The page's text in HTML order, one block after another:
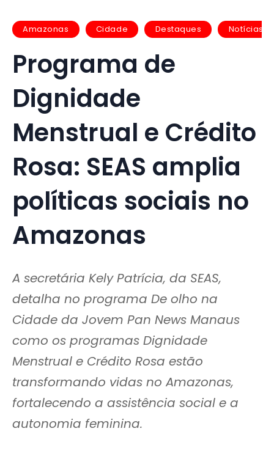
Amazonas Cidade Destaques Notícias
Programa de
Dignidade
Menstrual e Crédito
Rosa: SEAS amplia
políticas sociais no
Amazonas
A secretária Kely Patrícia, da SEAS,
detalha no programa De olho na
Cidade da Jovem Pan News Manaus
como os programas Dignidade
Menstrual e Crédito Rosa estão
transformando vidas no Amazonas,
fortalecendo a assistência social e a
autonomia feminina.